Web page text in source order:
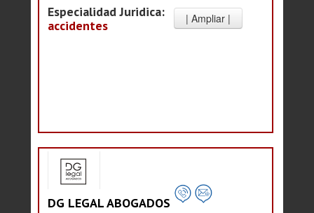
Especialidad Juridica:
accidentes
DG LEGAL ABOGADOS